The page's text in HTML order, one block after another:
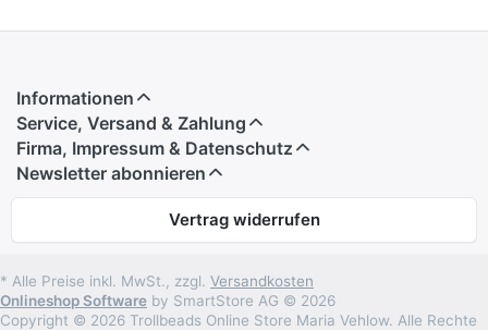
Informationen
Service, Versand & Zahlung
Firma, Impressum & Datenschutz
Newsletter abonnieren
Vertrag widerrufen
* Alle Preise inkl. MwSt., zzgl. Versandkosten
Onlineshop Software by SmartStore AG © 2026
Copyright © 2026 Trollbeads Online Store Maria Vehlow. Alle Rechte